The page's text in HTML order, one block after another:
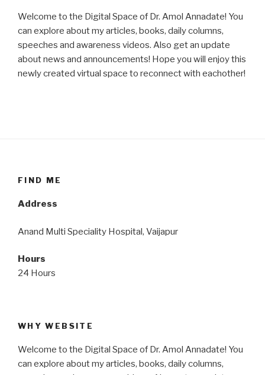
Welcome to the Digital Space of Dr. Amol Annadate! You
can explore about my articles, books, daily columns,
speeches and awareness videos. Also get an update
about news and announcements! Hope you will enjoy this
newly created virtual space to reconnect with eachother!
FIND ME
Address
Anand Multi Speciality Hospital, Vaijapur
Hours
24 Hours
WHY WEBSITE
Welcome to the Digital Space of Dr. Amol Annadate! You
can explore about my articles, books, daily columns,